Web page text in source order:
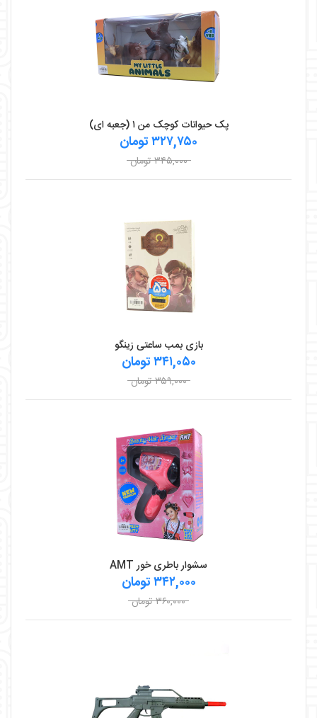
پک حیوانات کوچک من ۱ (جعبه ای)
۳۲۷,۷۵۰ تومان
۳۴۵,۰۰۰ تومان
بازی بمب ساعتی زینگو
۳۴۱,۰۵۰ تومان
۳۵۹,۰۰۰ تومان
سشوار باطری خور AMT
۳۴۲,۰۰۰ تومان
۳۶۰,۰۰۰ تومان